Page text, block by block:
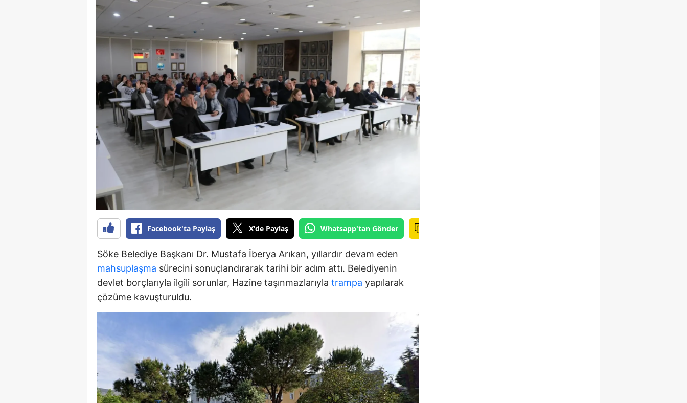
Aksaray
Bayburt
Karaman
Kırıkkale
Batman
Şırnak
Bartın
Iğdır
Kilis
Osmaniye
Düzce
Facebook'ta Paylaş X'de Paylaş Whatsapp'tan Gönder
Söke Belediye Başkanı Dr. Mustafa İberya Arıkan, yıllardır devam eden
mahsuplaşma sürecini sonuçlandırarak tarihi bir adım attı. Belediyenin
devlet borçlarıyla ilgili sorunlar, Hazine taşınmazlarıyla trampa yapılarak
çözüme kavuşturuldu.